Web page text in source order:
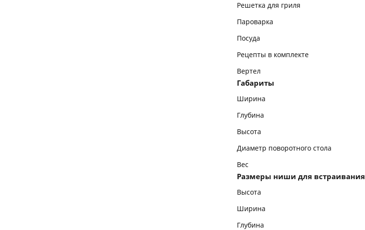
Решетка для гриля
Пароварка
Посуда
Рецепты в комплекте
Вертел
Габариты
Ширина
Глубина
Высота
Диаметр поворотного стола
Вес
Размеры ниши для встраивания
Высота
Ширина
Глубина